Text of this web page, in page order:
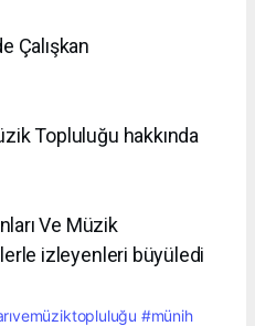
Çalışkan
Topluluğu hakkında
Ve Müzik
izleyenleri büyüledi
#münih